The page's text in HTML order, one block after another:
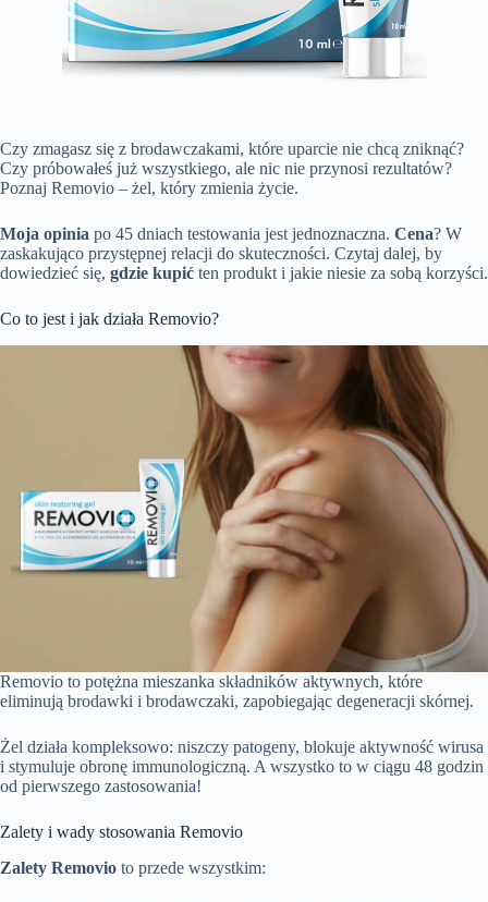
Czy zmagasz się z brodawczakami, które uparcie nie chcą zniknąć?
Czy próbowałeś już wszystkiego, ale nic nie przynosi rezultatów?
Poznaj Removio – żel, który zmienia życie.
Moja opinia po 45 dniach testowania jest jednoznaczna. Cena? W
zaskakująco przystępnej relacji do skuteczności. Czytaj dalej, by
dowiedzieć się, gdzie kupić ten produkt i jakie niesie za sobą korzyści.
Co to jest i jak działa Removio?
Removio to potężna mieszanka składników aktywnych, które
eliminują brodawki i brodawczaki, zapobiegając degeneracji skórnej.
Żel działa kompleksowo: niszczy patogeny, blokuje aktywność wirusa
i stymuluje obronę immunologiczną. A wszystko to w ciągu 48 godzin
od pierwszego zastosowania!
Zalety i wady stosowania Removio
Zalety Removio to przede wszystkim: